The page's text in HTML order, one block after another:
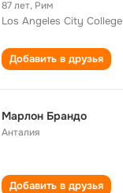
87 лет, Рим
Los Angeles City College
Добавить в друзья
Марлон Брандо
Анталия
Добавить в друзья